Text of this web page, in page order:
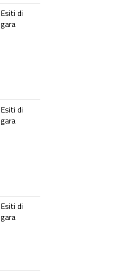
Esiti di
gara
Esiti di
gara
Esiti di
gara